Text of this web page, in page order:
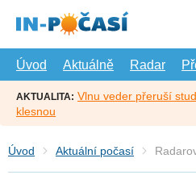
hlavní
Úvod
Aktuálně Radar
AKTUALITA: Vlnu veder přeruší
klesnou
Úvod Aktuální počasí